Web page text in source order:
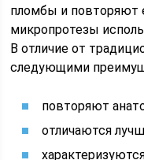
пломбы и повторяют
микропротезы
В отличие от
следующими
повторяют
отличаются